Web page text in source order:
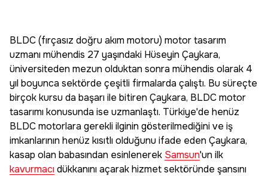
BLDC (fırçasız doğru akım motoru) motor tasarım
uzmanı mühendis 27 yaşındaki Hüseyin Çaykara,
üniversiteden mezun olduktan sonra mühendis olarak 4
yıl boyunca sektörde çeşitli firmalarda çalıştı. Bu süreçte
birçok kursu da başarı ile bitiren Çaykara, BLDC motor
tasarımı konusunda ise uzmanlaştı. Türkiye'de henüz
BLDC motorlara gerekli ilginin gösterilmediğini ve iş
imkanlarının henüz kısıtlı olduğunu ifade eden Çaykara,
kasap olan babasından esinlenerek Samsun'un ilk
kavurmacıdükkanını açarak hizmet sektöründe şansını